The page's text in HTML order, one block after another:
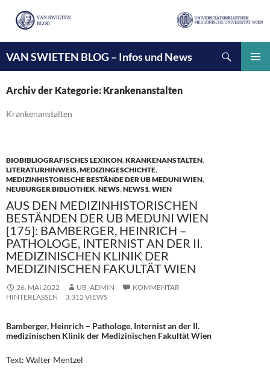
VAN SWIETEN BLOG – Infos und News
INHALT
SPRINGEN
Archiv der Kategorie: Krankenanstalten
Krankenanstalten
BIOBIBLIOGRAFISCHES LEXIKON,KRANKENANSTALTEN,
LITERATURHINWEIS,MEDIZINGESCHICHTE,
MEDIZINHISTORISCHE BESTÄNDE DER UB MEDUNI WIEN,
NEUBURGER BIBLIOTHEK,NEWS,NEWS1,WIEN
AUS DEN MEDIZINHISTORISCHEN
BESTÄNDEN DER UB MEDUNI WIEN
[175]: BAMBERGER, HEINRICH –
PATHOLOGE, INTERNIST AN DER II.
MEDIZINISCHEN KLINIK DER
MEDIZINISCHEN FAKULTÄT WIEN
26. MAI 2022 UB_ADMIN
KOMMENTAR
HINTERLASSEN
3.312 VIEWS
Bamberger, Heinrich – Pathologe, Internist an der II.
medizinischen Klinik der Medizinischen Fakultät Wien
Text: Walter Mentzel